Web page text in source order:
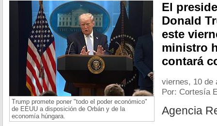
Trump promete poner "todo el poder económico"
de EEUU a disposición de Orbán y de la
economía húngara.
El
Donald
este
ministro
contará
viernes, 10 de
Por: Cortesía
Agencia